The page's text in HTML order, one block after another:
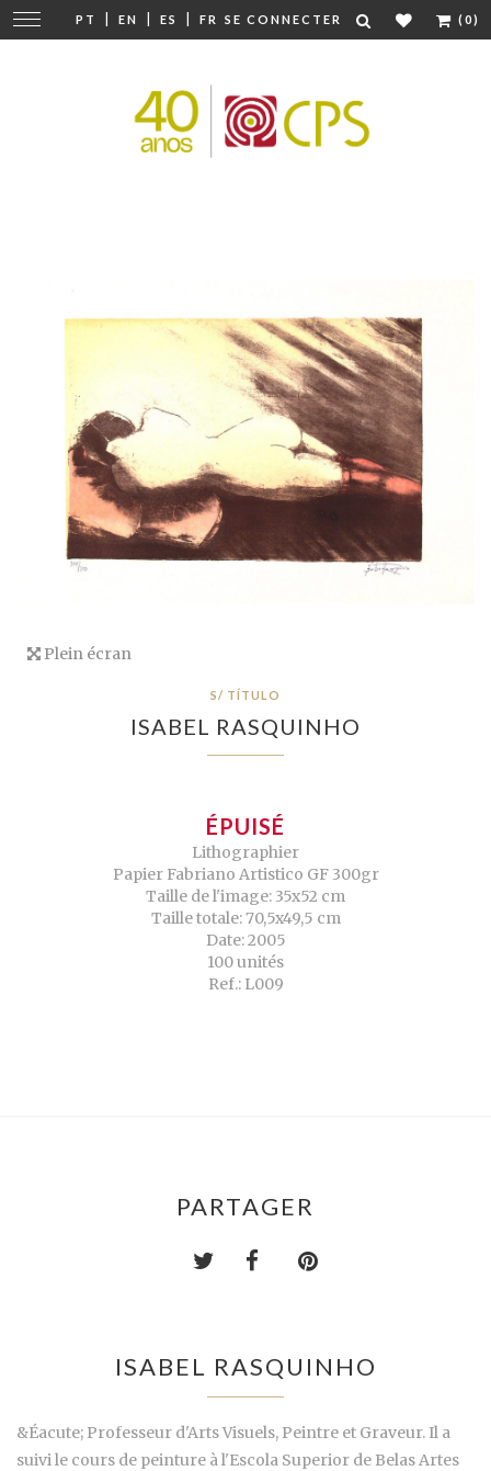
PT | EN | ES | FR SE CONNECTER (0)
Modifier
la
Plein écran
S/ TÍTULO
ISABEL RASQUINHO
ÉPUISÉ
Lithographier
Papier Fabriano Artistico GF 300gr
Taille de l'image: 35x52 cm
Taille totale: 70,5x49,5 cm
Date: 2005
100 unités
Ref.: L009
PARTAGER
ISABEL RASQUINHO
&Éacute; Professeur d'Arts Visuels, Peintre et Graveur. Il a
suivi le cours de peinture à l'Escola Superior de Belas Artes